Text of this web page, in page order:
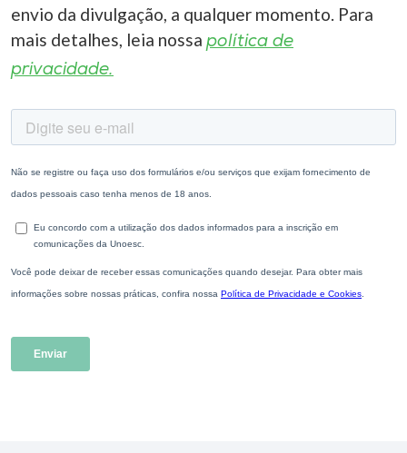
envio da divulgação, a qualquer momento. Para
mais detalhes, leia nossa política de
privacidade.